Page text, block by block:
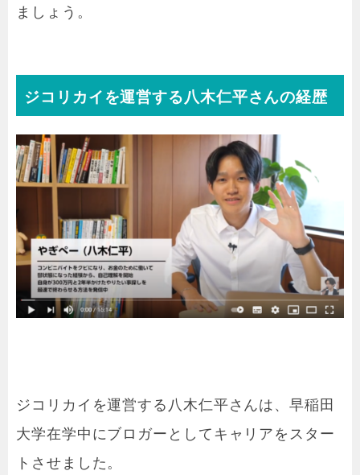
ましょう。
ジコリカイを運営する八木仁平さんの経歴
ジコリカイを運営する八木仁平さんは、早稲田
大学在学中にブロガーとしてキャリアをスター
トさせました。